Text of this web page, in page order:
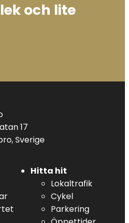
och lite
17
Sverige
Hitta hit
Lokaltrafik
Cykel
Parkering